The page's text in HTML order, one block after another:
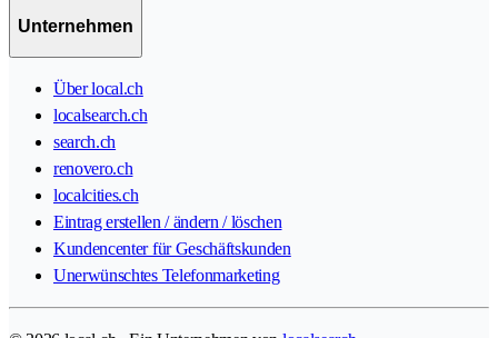
Unternehmen
Über local.ch
localsearch.ch
search.ch
renovero.ch
localcities.ch
Eintrag erstellen / ändern / löschen
Kundencenter für Geschäftskunden
Unerwünschtes Telefonmarketing